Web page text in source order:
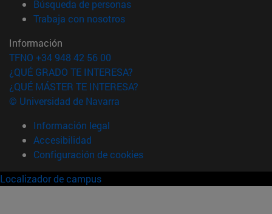
Búsqueda de personas(abre en nueva ventana)
Trabaja con nosotros(abre en nueva ventana)
Información
TFNO +34 948 42 56 00
¿QUÉ GRADO TE INTERESA?
¿QUÉ MÁSTER TE INTERESA?
© Universidad de Navarra
Información legal
Accesibilidad
Configuración de cookies
Localizador de campus